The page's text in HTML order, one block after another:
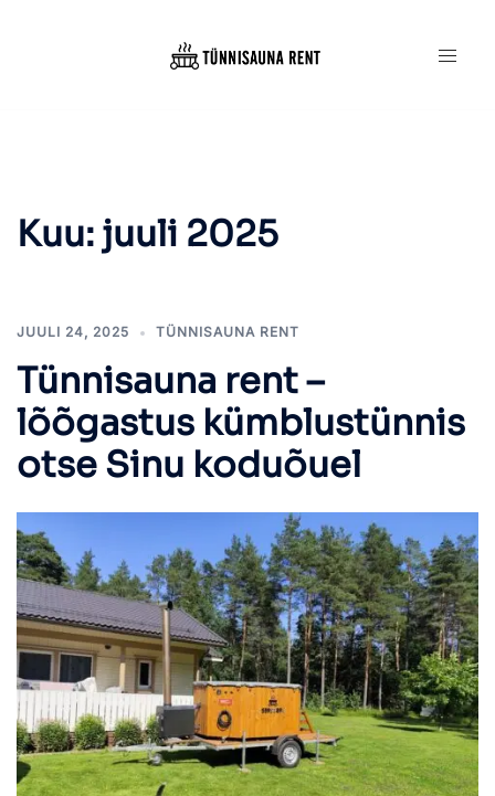
Kuu: juuli 2025
JUULI 24, 2025 TÜNNISAUNA RENT
Tünnisauna rent –
lõõgastus kümblustünnis
otse Sinu koduõuel